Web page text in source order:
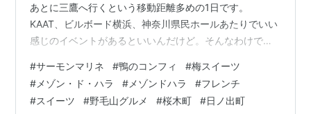
あとに三鷹へ行くという移動距離多めの1日です。
KAAT、ビルボード横浜、神奈川県民ホールあたりでいい
感じのイベントがあるといいんだけど。そんなわけで次
ダ添えです。スモークサーモンは何度かいただいていま
すがマリネは初です。梅雨入りしてじめじめした陽気に
ビネガーでスッキリするのも良いですね。タコを少し添
#サーモンマリネ #鴨のコンフィ #梅スイーツ
#メゾン・ド・ハラ #メゾンドハラ #フレンチ
#スイーツ #野毛山グルメ #桜木町 #日ノ出町